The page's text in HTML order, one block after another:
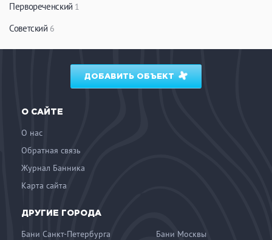
Первореченский 1
Советский 6
ДОБАВИТЬ ОБЪЕКТ
О САЙТЕ
О нас
Обратная связь
Журнал Банника
Карта сайта
ДРУГИЕ ГОРОДА
Бани Санкт-Петербурга
Бани Москвы